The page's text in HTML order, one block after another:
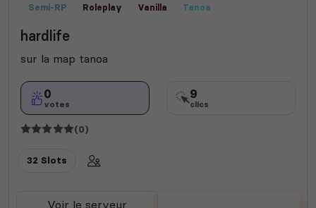
Semi-RP Roleplay Vanilla Tanoa
hardlife
sur la map tanoa
0
votes
9
clics
(0)
32 Slots
Voir le serveur